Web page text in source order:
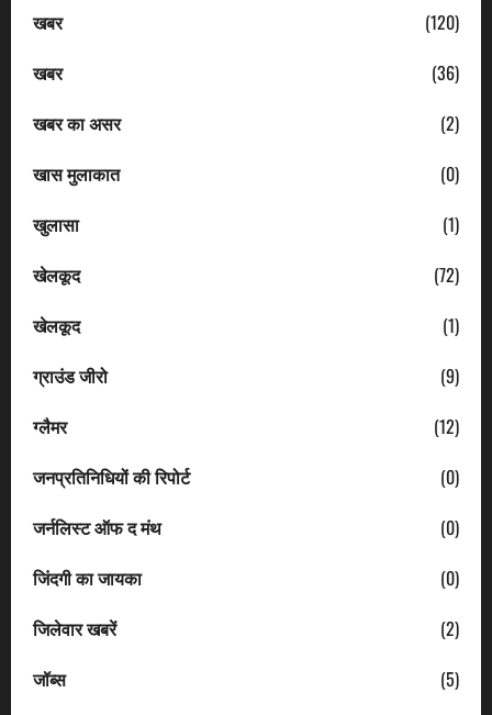
खबर
(120)
खबर
(36)
खबर का असर
(2)
खास मुलाकात
(0)
खुलासा
(1)
खेलकूद
(72)
खेलकूद
(1)
ग्राउंड जीरो
(9)
ग्लैमर
(12)
जनप्रतिनिधियों की रिपोर्ट
(0)
जर्नलिस्ट ऑफ द मंथ
(0)
जिंदगी का जायका
(0)
जिलेवार खबरें
(2)
जॉब्स
(5)